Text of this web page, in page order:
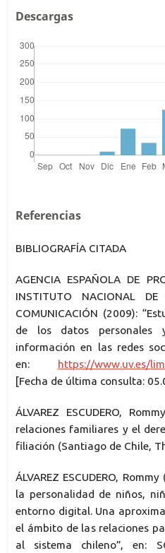
Descargas
Referencias
BIBLIOGRAFÍA CITADA
AGENCIA ESPAÑOLA DE
INSTITUTO NACIONAL
COMUNICACIÓN (2009):
de los datos
información en las redes
en: https://www.uv.es/
[Fecha de última consulta:
ÁLVAREZ ESCUDERO,
relaciones familiares y el
filiación (Santiago de Chile,
ÁLVAREZ ESCUDERO,
la personalidad de niños,
entorno digital. Una
el ámbito de las relaciones
al sistema chileno”, en: